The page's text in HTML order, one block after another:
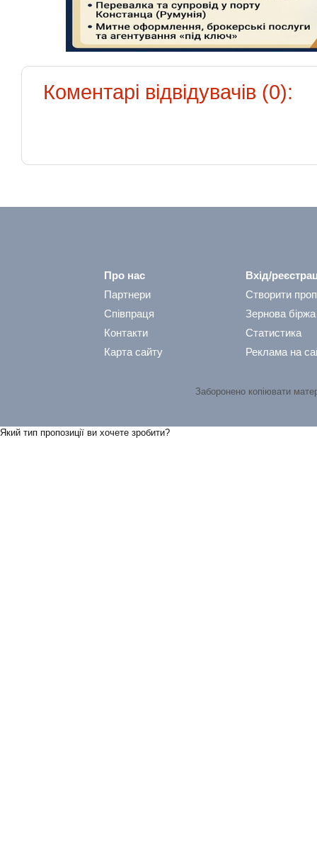
Коментарі відвідувачів (0):
Про нас
Партнери
Співпраця
Контакти
Карта сайту
Вхід/
Створити
Зернова біржа
Статистика
Реклама на
Заборонено копіювати
Який тип пропозицiї ви хочете зробити?